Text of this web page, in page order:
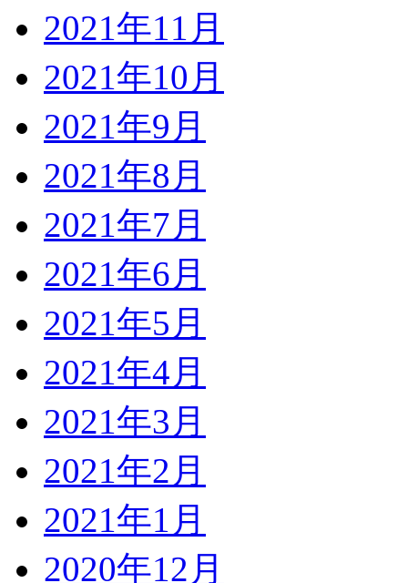
2021年11月
2021年10月
2021年9月
2021年8月
2021年7月
2021年6月
2021年5月
2021年4月
2021年3月
2021年2月
2021年1月
2020年12月